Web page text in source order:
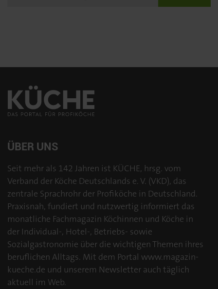
ÜBER UNS
Seit mehr als 142 Jahren ist KÜCHE, hrsg. vom
Verband der Köche Deutschlands e. V. (VKD), das
zentrale Sprachrohr der Profiköche in Deutschland.
Praxisnah, fundiert und nutzwertig informiert das
monatliche Fachmagazin Köchinnen und Köche in
der Individual-, Hotel-, Betriebs- sowie
Sozialgastronomie über die wichtigen Themen ihres
beruflichen Alltags. Mit dem Portal www.magazin-
kueche.de und unserem Newsletter auch täglich
aktuell im Web.